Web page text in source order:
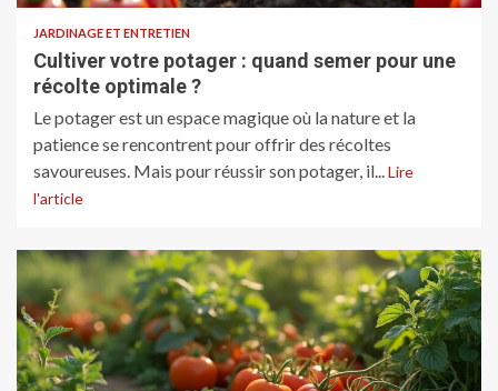
JARDINAGE ET ENTRETIEN
Cultiver votre potager : quand semer pour une
récolte optimale ?
Le potager est un espace magique où la nature et la
patience se rencontrent pour offrir des récoltes
savoureuses. Mais pour réussir son potager, il...Lire
l'article